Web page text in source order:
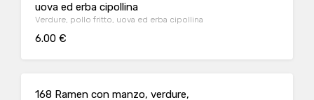
uova ed erba cipollina
Verdure, pollo fritto, uova ed erba cipollina
6.00 €
168 Ramen con manzo, verdure,